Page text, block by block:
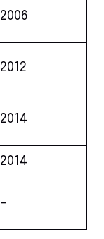
2006
2012
2014
2014
–